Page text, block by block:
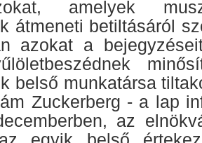
amelyek
átmeneti betiltásáról
azokat a
belső munkatársa
Zuckerberg - a lap
az